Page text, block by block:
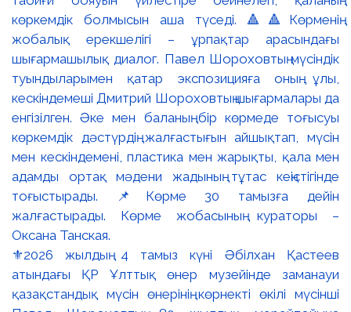
⚜️2026 жылдың 4 тамыз күні Әбілхан Қастеев
атындағы ҚР Ұлттық өнер музейінде заманауи
қазақстандық мүсін өнерінің көрнекті өкілі мүсінші